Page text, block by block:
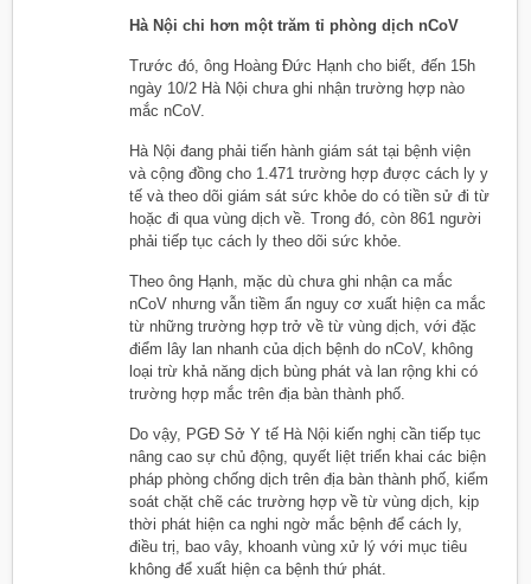
Hà Nội chi hơn một trăm tỉ phòng dịch nCoV
Trước đó, ông Hoàng Đức Hạnh cho biết, đến 15h
ngày 10/2 Hà Nội chưa ghi nhận trường hợp nào
mắc nCoV.
Hà Nội đang phải tiến hành giám sát tại bệnh viện
và cộng đồng cho 1.471 trường hợp được cách ly y
tế và theo dõi giám sát sức khỏe do có tiền sử đi từ
hoặc đi qua vùng dịch về. Trong đó, còn 861 người
phải tiếp tục cách ly theo dõi sức khỏe.
Theo ông Hạnh, mặc dù chưa ghi nhận ca mắc
nCoV nhưng vẫn tiềm ẩn nguy cơ xuất hiện ca mắc
từ những trường hợp trở về từ vùng dịch, với đặc
điểm lây lan nhanh của dịch bệnh do nCoV, không
loại trừ khả năng dịch bùng phát và lan rộng khi có
trường hợp mắc trên địa bàn thành phố.
Do vậy, PGĐ Sở Y tế Hà Nội kiến nghị cần tiếp tục
nâng cao sự chủ động, quyết liệt triển khai các biện
pháp phòng chống dịch trên địa bàn thành phố, kiểm
soát chặt chẽ các trường hợp về từ vùng dịch, kịp
thời phát hiện ca nghi ngờ mắc bệnh để cách ly,
điều trị, bao vây, khoanh vùng xử lý với mục tiêu
không để xuất hiện ca bệnh thứ phát.